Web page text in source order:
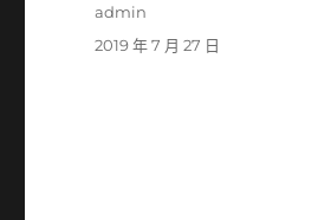
作
admin
發
2019 年 7 月 27 日